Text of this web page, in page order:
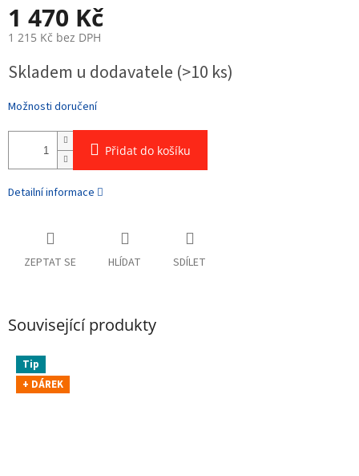
1 470 Kč
1 215 Kč bez DPH
cena:
Skladem u dodavatele (>10 ks)
Možnosti doručení
Přidat do košíku
Detailní informace
ZEPTAT SE HLÍDAT SDÍLET
Související produkty
Tip
+ DÁREK